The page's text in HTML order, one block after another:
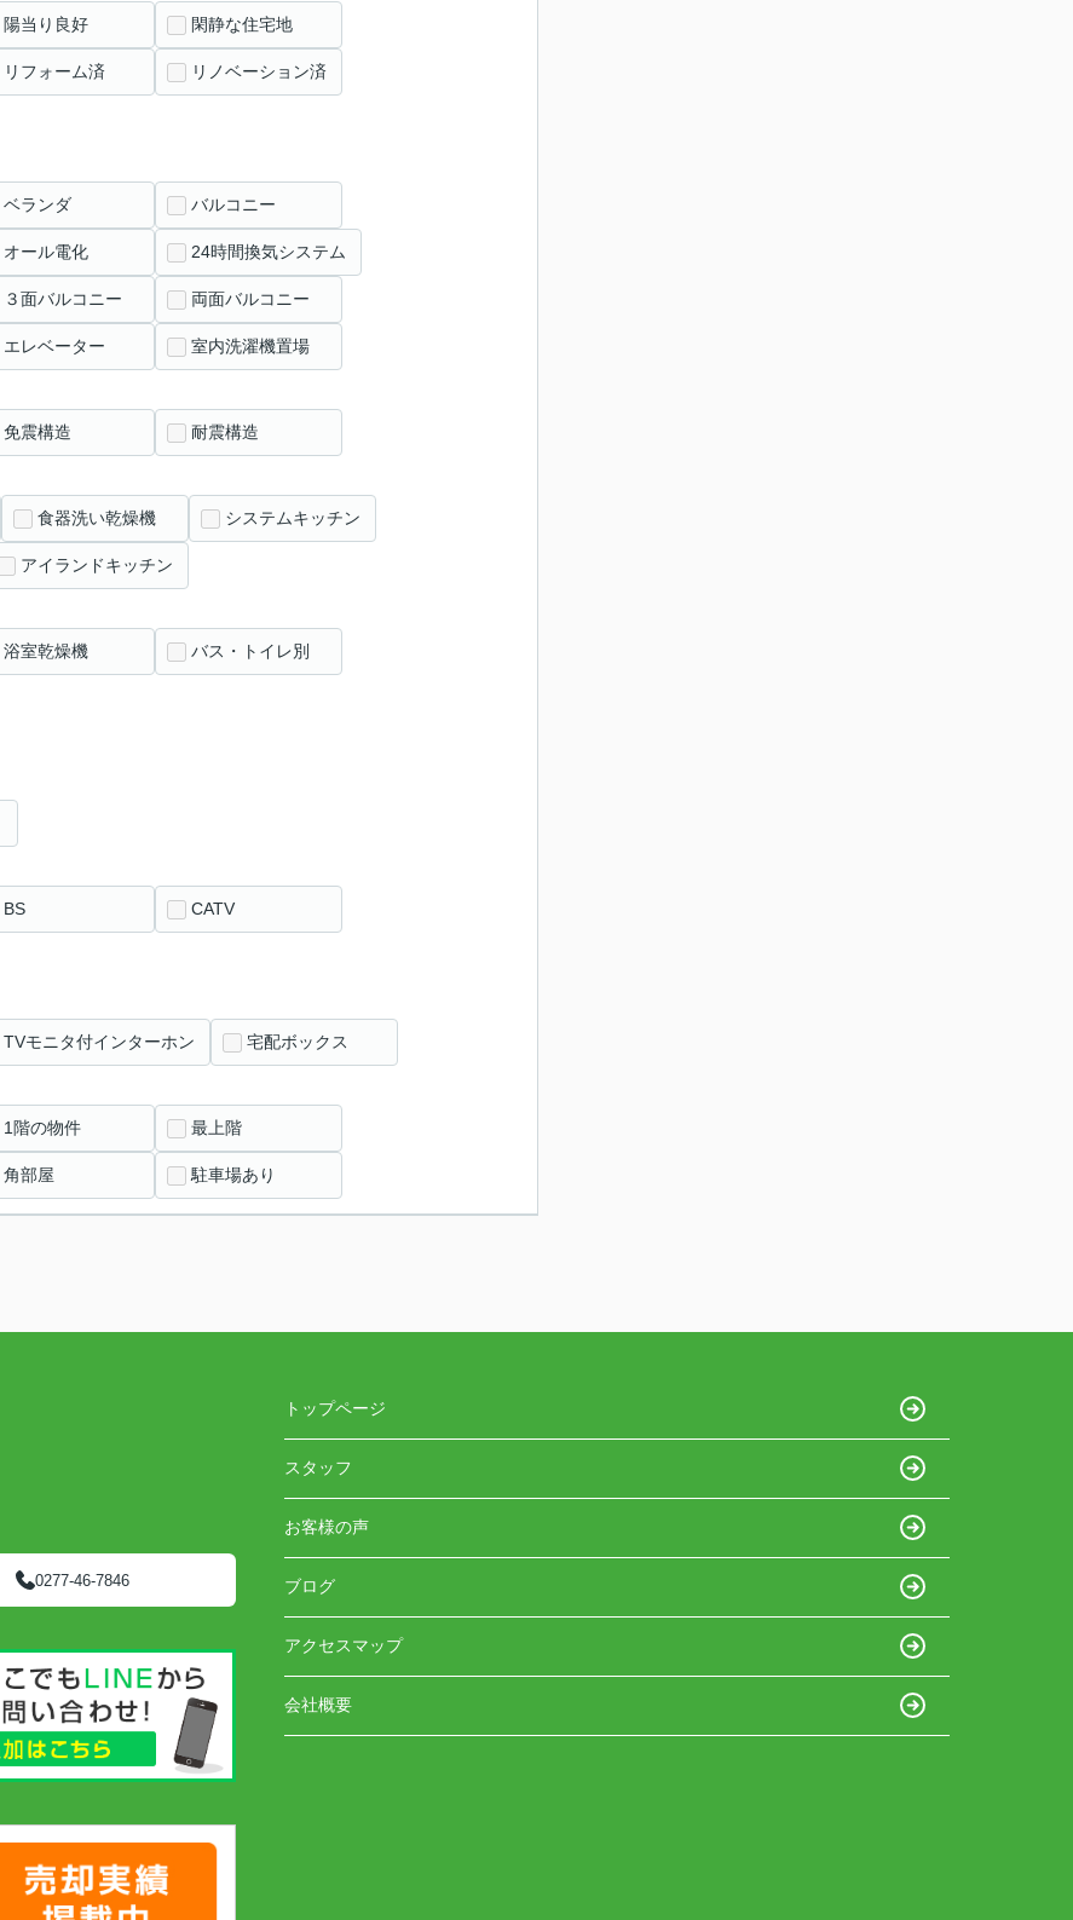
陽当り良好 閑静な住宅地
リフォーム済 リノベーション済
ベランダ バルコニー
オール電化 24時間換気システム
３面バルコニー 両面バルコニー
エレベーター 室内洗濯機置場
免震構造 耐震構造
食器洗い乾燥機 システムキッチン
アイランドキッチン
浴室乾燥機 バス・トイレ別
BS CATV
TVモニタ付インターホン 宅配ボックス
1階の物件 最上階
角部屋 駐車場あり
0277-46-7846
トップページ
スタッフ
お客様の声
ブログ
アクセスマップ
会社概要